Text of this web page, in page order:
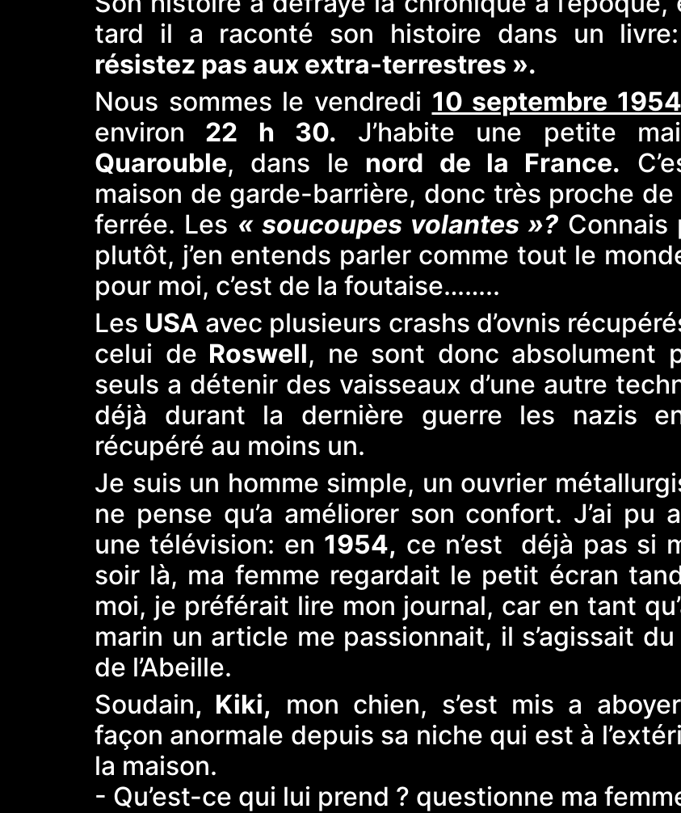
tard il a raconté son histoire dans un livre:
résistez pas aux extra-terrestres ».
Nous sommes le vendredi 10 septembre 1954
environ 22 h 30. J’habite une petite
Quarouble, dans le nord de la France.
maison de garde-barrière, donc très proche de
ferrée. Les « soucoupes volantes »? Connais
plutôt, j’en entends parler comme tout le
pour moi, c’est de la foutaise……..
Les USA avec plusieurs crashs d’ovnis
celui de Roswell, ne sont donc absolument
seuls a détenir des vaisseaux d’une autre
déjà durant la dernière guerre les nazis
récupéré au moins un.
Je suis un homme simple, un ouvrier
ne pense qu’a améliorer son confort. J’ai pu
une télévision: en 1954, ce n’est déjà pas si
soir là, ma femme regardait le petit écran
moi, je préférait lire mon journal, car en tant
marin un article me passionnait, il s’agissait
de l’Abeille.
Soudain, Kiki, mon chien, s’est mis a aboyer
façon anormale depuis sa niche qui est à
la maison.
- Qu’est-ce qui lui prend ? questionne ma